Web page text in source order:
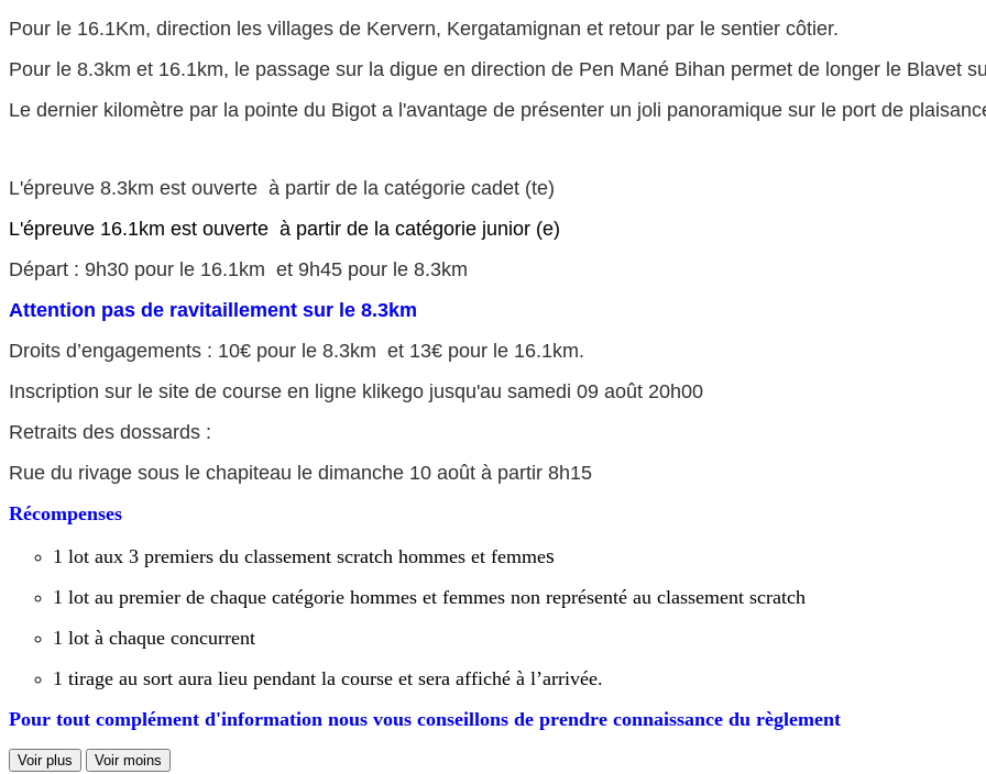
Pour le 16.1Km, direction les villages de Kervern, Kergatamignan et retour par le sentier côtier.
Pour le 8.3km et 16.1km, le passage sur la digue en direction de Pen Mané Bihan permet de longer le Blavet
Le dernier kilomètre par la pointe du Bigot a l'avantage de présenter un joli panoramique sur le port de
L'épreuve 8.3km est ouverte à partir de la catégorie cadet (te)
L'épreuve 16.1km est ouverte à partir de la catégorie junior (e)
Départ : 9h30 pour le 16.1km et 9h45 pour le 8.3km
Attention pas de ravitaillement sur le 8.3km
Droits d’engagements : 10€ pour le 8.3km et 13€ pour le 16.1km.
Inscription sur le site de course en ligne klikego jusqu'au samedi 09 août 20h00
Retraits des dossards :
Rue du rivage sous le chapiteau le dimanche 10 août à partir 8h15
Récompenses
1 lot aux 3 premiers du classement scratch hommes et femmes
1 lot au premier de chaque catégorie hommes et femmes non représenté au classement scratch
1 lot à chaque concurrent
1 tirage au sort aura lieu pendant la course et sera affiché à l’arrivée.
Pour tout complément d'information nous vous conseillons de prendre connaissance du règlement
Voir plus Voir moins